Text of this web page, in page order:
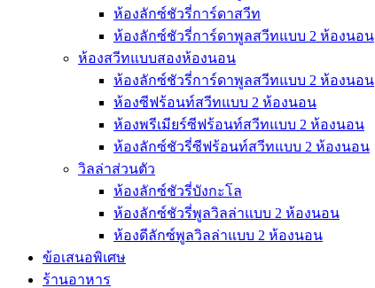
ห้องลักซ์ชัวรี่การ์ดาสวีท
ห้องลักซ์ชัวรี่การ์ดาพูลสวีทแบบ 2 ห้องนอน
ห้องสวีทแบบสองห้องนอน
ห้องลักซ์ชัวรี่การ์ดาพูลสวีทแบบ 2 ห้องนอน
ห้องซีฟร้อนท์สวีทแบบ 2 ห้องนอน
ห้องพรีเมียร์ซีฟร้อนท์สวีทแบบ 2 ห้องนอน
ห้องลักซ์ชัวรี่ซีฟร้อนท์สวีทแบบ 2 ห้องนอน
วิลล่าส่วนตัว
ห้องลักซ์ชัวรี่บังกะโล
ห้องลักซ์ชัวรี่พูลวิลล่าแบบ 2 ห้องนอน
ห้องดีลักซ์พูลวิลล่าแบบ 2 ห้องนอน
ข้อเสนอพิเศษ
ร้านอาหาร